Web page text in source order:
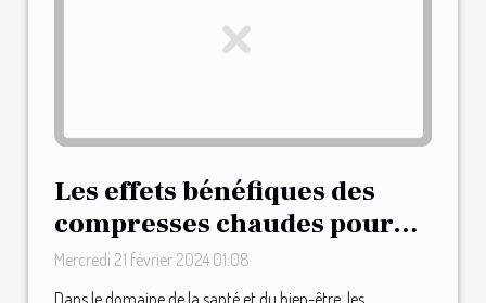
Les effets bénéfiques des
compresses chaudes pour
soulager le vasospasme du
mamelon
Mercredi 21 février 2024 01:08
Dans le domaine de la santé et du bien-être, les